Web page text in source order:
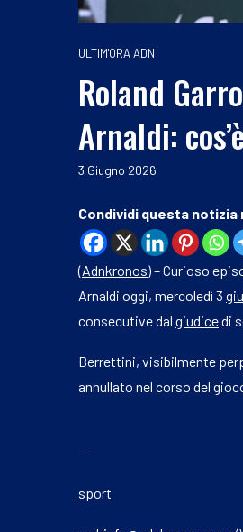
ULTIM'ORA ADN
Roland
Arnaldi:
3 Giugno 2026
Condividi questa
(Adnkronos) – Curioso
Arnaldi oggi, mercoledì 3
consecutive dal giudicedi
Berrettini, visibilmente
annullato nel corso del
—
sport